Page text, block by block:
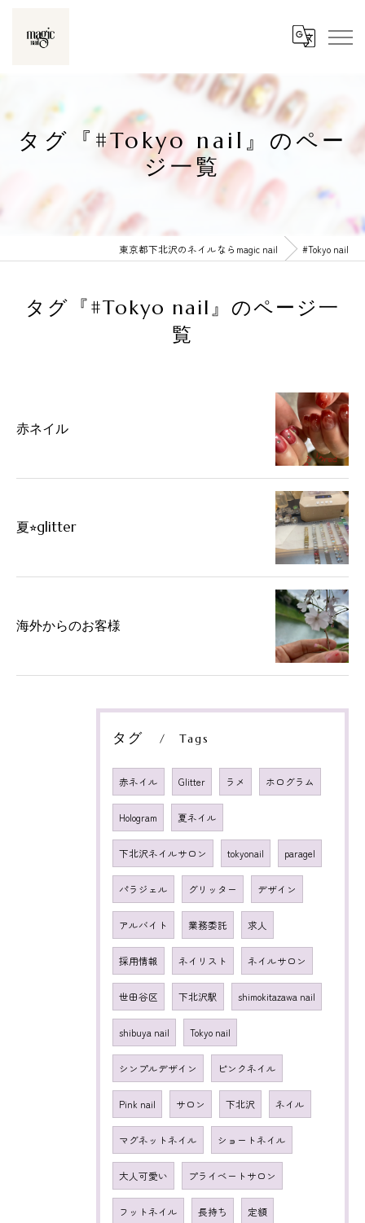
タグ『#Tokyo nail』のペー
ジ一覧
東京都下北沢のネイルならmagic nail #Tokyo nail
タグ『#Tokyo nail』のページ一
覧
赤ネイル
夏⭐︎glitter
海外からのお客様
タグ Tags
赤ネイル Glitter ラメ ホログラム
Hologram 夏ネイル
下北沢ネイルサロン tokyonail paragel
パラジェル グリッター デザイン
アルバイト 業務委託 求人
採用情報 ネイリスト ネイルサロン
世田谷区 下北沢駅 shimokitazawa nail
shibuya nail Tokyo nail
シンプルデザイン ピンクネイル
Pink nail サロン 下北沢 ネイル
マグネットネイル ショートネイル
大人可愛い プライベートサロン
フットネイル 長持ち 定額